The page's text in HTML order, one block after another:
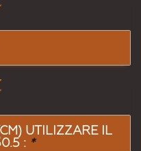
UTILIZZARE IL
: *